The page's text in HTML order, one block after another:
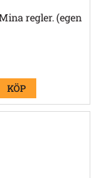
regler. (egen
KÖP